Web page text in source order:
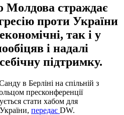
страждає
проти України
так і у
і надалі
підтримку.
в Берліні на спільній з
пресконференції
стати хабом для
передає DW.